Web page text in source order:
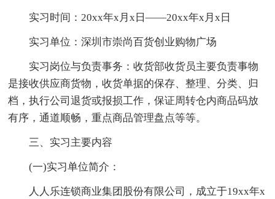
实习时间：20xx年x月x日——20xx年x月x日
实习单位：深圳市崇尚百货创业购物广场
实习岗位与负责事务：收货部收货员主要负责事物
是接收供应商货物，收货单据的保存、整理、分类、归
档，执行公司退货或报损工作，保证周转仓内商品码放
有序，通道顺畅，重点商品管理盘点等等。
三、实习主要内容
(一)实习单位简介：
人人乐连锁商业集团股份有限公司，成立于19xx年x